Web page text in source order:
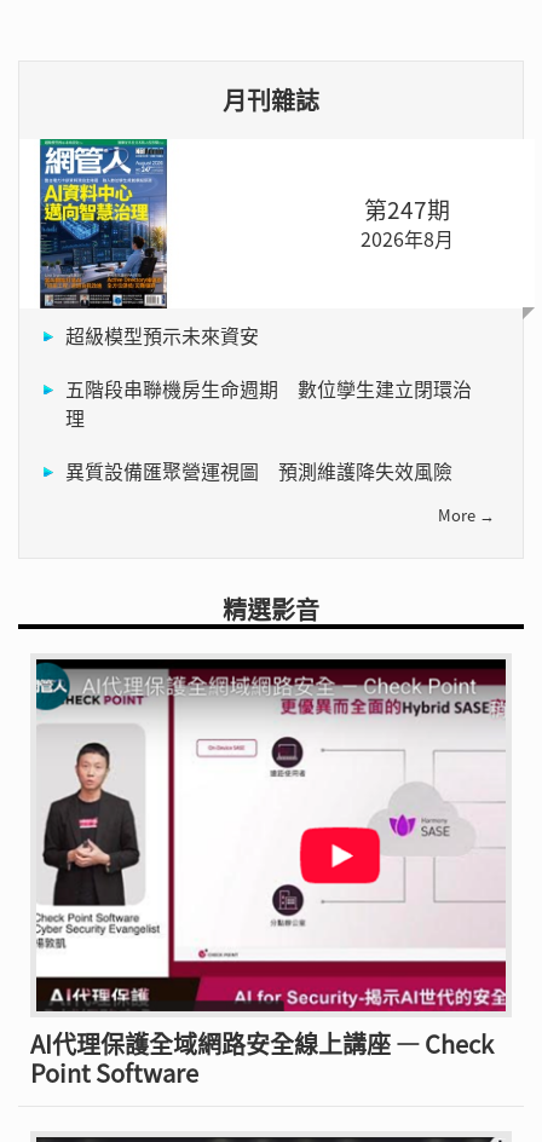
月刊雜誌
第247期
2026年8月
超級模型預示未來資安
五階段串聯機房生命週期 數位孿生建立閉環治
理
異質設備匯聚營運視圖 預測維護降失效風險
More →
精選影音
AI代理保護全域網路安全線上講座 — Check
Point Software